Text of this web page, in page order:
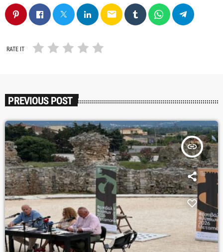
email
RATE IT
PREVIOUS POST
insert_link